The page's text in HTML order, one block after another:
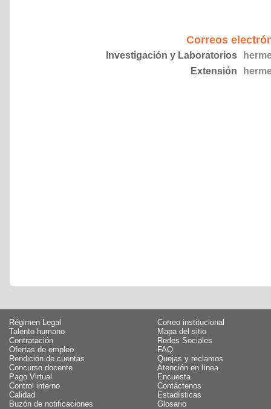
Correos
Investigación y Laboratorios
Extensión
Régimen Legal
Talento humano
Contratación
Ofertas de empleo
Rendición de cuentas
Concurso docente
Pago Virtual
Control interno
Calidad
Buzón de notificaciones
Correo institucional
Mapa del sitio
Redes Sociales
FAQ
Quejas y reclamos
Atención en línea
Encuesta
Contáctenos
Estadísticas
Glosario